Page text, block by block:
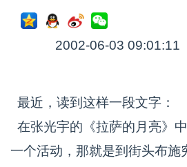
2002-06-03 09:01:11
最近，读到这样一段文字：
在张光宇的《拉萨的月亮》
一个活动，那就是到街头布施